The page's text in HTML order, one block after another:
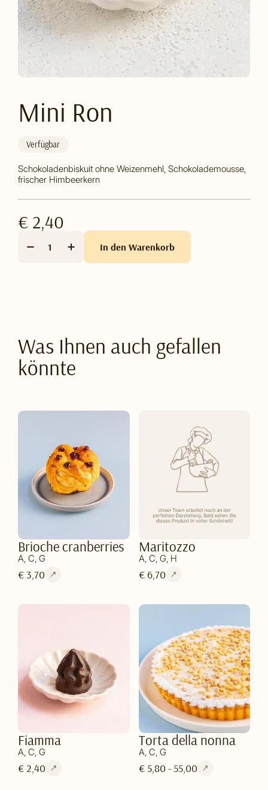
Mini Ron
Verfügbar
Schokoladenbiskuit ohne Weizenmehl, Schokolademousse,
frischer Himbeerkern
€ 2,40
In den Warenkorb
Was Ihnen auch gefallen
könnte
Brioche cranberries
A, C, G
€ 3,70
Maritozzo
A, C, G, H
€ 6,70
Fiamma
A, C, G
€ 2,40
Torta della nonna
A, C, G
€ 5,80 - 55,00